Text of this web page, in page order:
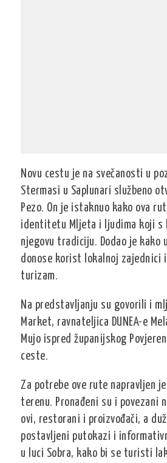
Novu cestu je na svečanosti u
Stermasi u Saplunari službeno
Pezo. On je istaknuo kako ova
identitetu Mljeta i ljudima koji s
njegovu tradiciju. Dodao je kako
donose korist lokalnoj zajednici
turizam.
Na predstavljanju su govorili i
Market, ravnateljica DUNEA-e
Mujo ispred županijskog
ceste.
Za potrebe ove rute napravljen
terenu. Pronađeni su i povezani
ovi, restorani i proizvođači, a
postavljeni putokazi i
u luci Sobra, kako bi se turisti